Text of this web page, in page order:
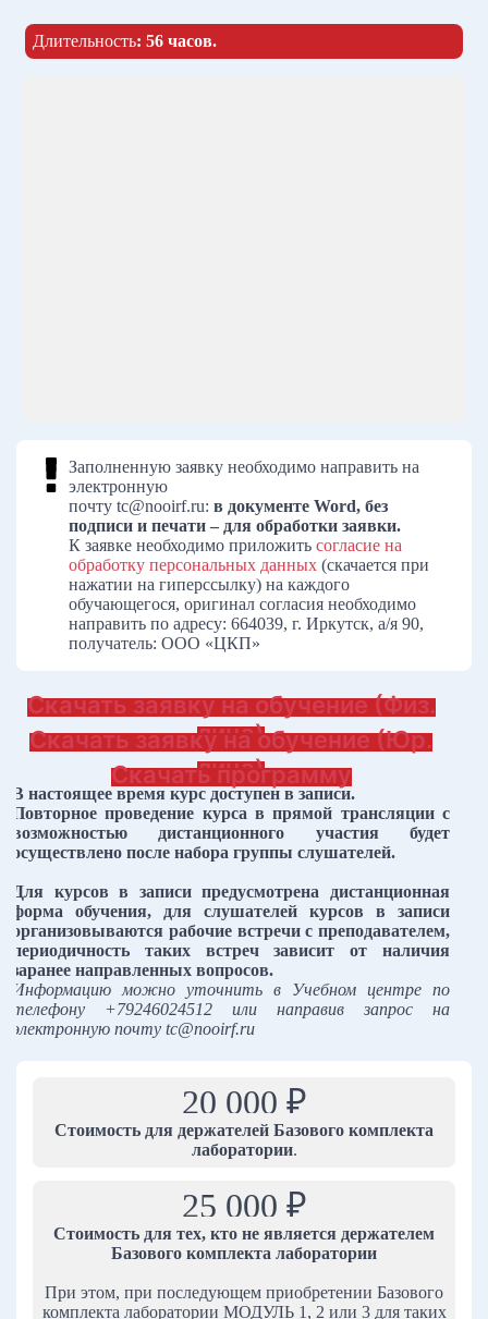
Длительность: 56 часов.
Заполненную заявку необходимо направить на
электронную
почту tc@nooirf.ru: в документе Word, без
подписи и печати – для обработки заявки.
К заявке необходимо приложить согласие на
обработку персональных данных (скачается при
нажатии на гиперссылку) на каждого
обучающегося, оригинал согласия необходимо
направить по адресу: 664039, г. Иркутск, а/я 90,
получатель: ООО «ЦКП»
Скачать заявку на обучение (Физ.
лица)
Скачать заявку на обучение (Юр.
лица)
Скачать программу
В настоящее время курс доступен в записи.
Повторное проведение курса в прямой трансляции с
возможностью дистанционного участия будет
осуществлено после набора группы слушателей.
Для курсов в записи предусмотрена дистанционная
форма обучения, для слушателей курсов в записи
организовываются рабочие встречи с преподавателем,
периодичность таких встреч зависит от наличия
заранее направленных вопросов.
Информацию можно уточнить в Учебном центре по
телефону +79246024512 или направив запрос на
электронную почту tc@nooirf.ru
20 000 ₽
Стоимость для держателей Базового комплекта
лаборатории.
25 000 ₽
Стоимость для тех, кто не является держателем
Базового комплекта лаборатории
При этом, при последующем приобретении Базового
комплекта лаборатории МОДУЛЬ 1, 2 или 3 для таких